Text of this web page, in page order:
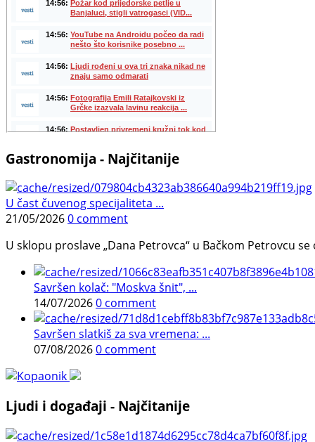
Gastronomija - Najčitanije
U čast čuvenog specijaliteta ...
21/05/20260 comment
U sklopu proslave „Dana Petrovca“ u Bačkom Petrovcu
Savršen kolač: "Moskva šnit", ...
14/07/20260 comment
Savršen slatkiš za sva vremena: ...
07/08/20260 comment
Ljudi i događaji - Najčitanije